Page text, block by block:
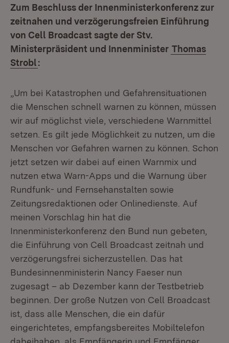
Zum Beschluss der Innenministerkonferenz zur
zeitnahen und verzögerungsfreien Einführung
von Cell Broadcast sagte der Stv.
Ministerpräsident und Innenminister Thomas
Strobl:
„Um bei Katastrophen und Gefahrensituationen
die Menschen schnell warnen zu können, müssen
wir auf möglichst viele, verschiedene Warnmittel
setzen. Es gilt jede Möglichkeit zu nutzen, um die
Menschen vor Gefahren warnen zu können. Schon
jetzt setzen wir dabei auf einen Warnmix und
nutzen etwa Warn-Apps und die Warnung über
Rundfunk- und Fernsehanstalten sowie
Zeitungsredaktionen oder Onlinedienste. Auf
meinen Vorschlag hin hat die
Innenministerkonferenz den Bund nun gebeten,
die Einführung von Cell Broadcast zeitnah und
verzögerungsfrei sicherzustellen. Das hat
Bundesinnenministerin Nancy Faeser nun
zugesagt – ab Dezember kann der Testbetrieb
beginnen. Der große Nutzen von Cell Broadcast
ist, dass alle Menschen, die ein dafür
eingerichtetes, empfangsbereites Mobiltelefon